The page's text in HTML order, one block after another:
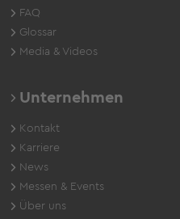
FAQ
Glossar
Media & Videos
Unternehmen
Kontakt
Karriere
News
Messen & Events
Über uns